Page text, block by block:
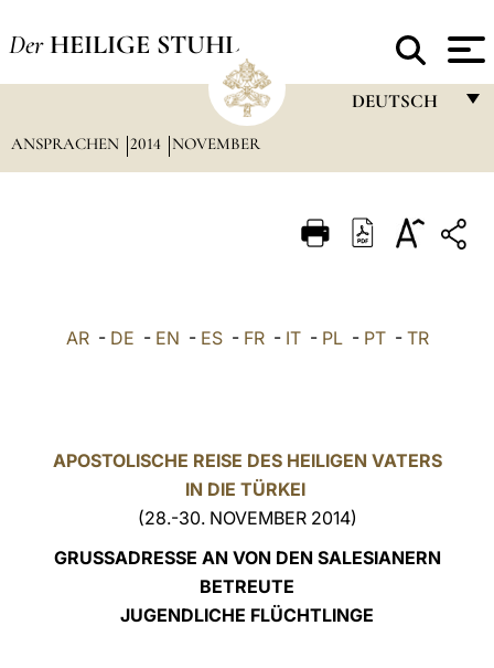
Der HEILIGE STUHL
DEUTSCH
ITALIANO
LATINE
ANSPRACHEN 2014 NOVEMBER
AR- DE - EN - ES- FR- IT- PL- PT- TR
APOSTOLISCHE REISE DES HEILIGEN VATERS
IN DIE TÜRKEI
(28.-30. NOVEMBER 2014)
GRUSSADRESSE AN VON DEN SALESIANERN
BETREUTE
JUGENDLICHE FLÜCHTLINGE